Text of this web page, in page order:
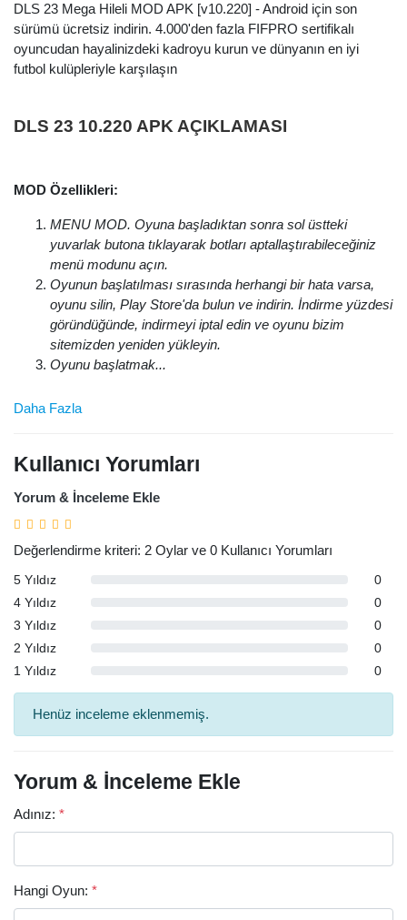
DLS 23 Mega Hileli MOD APK [v10.220] - Android için son
sürümü ücretsiz indirin. 4.000'den fazla FIFPRO sertifikalı
oyuncudan hayalinizdeki kadroyu kurun ve dünyanın en iyi
futbol kulüpleriyle karşılaşın
DLS 23 10.220 APK AÇIKLAMASI
MOD Özellikleri:
MENU MOD. Oyuna başladıktan sonra sol üstteki
yuvarlak butona tıklayarak botları aptallaştırabileceğiniz
menü modunu açın.
Oyunun başlatılması sırasında herhangi bir hata varsa,
oyunu silin, Play Store'da bulun ve indirin. İndirme yüzdesi
göründüğünde, indirmeyi iptal edin ve oyunu bizim
sitemizden yeniden yükleyin.
Oyunu başlatmak...
Daha Fazla
Kullanıcı Yorumları
Yorum & İnceleme Ekle
Değerlendirme kriteri: 2 Oylar ve 0 Kullanıcı Yorumları
5 Yıldız
0
4 Yıldız
0
3 Yıldız
0
2 Yıldız
0
1 Yıldız
0
Henüz inceleme eklenmemiş.
Yorum & İnceleme Ekle
Adınız: *
Hangi Oyun: *